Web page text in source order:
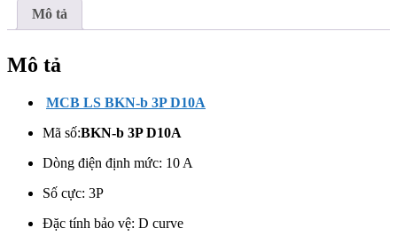
lượngMô tả
Mô tả
MCB LS BKN-b 3P D10A
Mã số:BKN-b 3P D10A
Dòng điện định mức: 10 A
Số cực: 3P
Đặc tính bảo vệ: D curve